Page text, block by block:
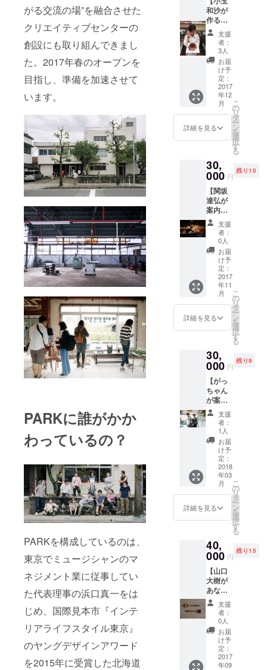
がる交流の場”を融合させた
クリエイティブセンターの
創設にも取り組んできまし
た。2017年春のオープンを
目指し、準備を加速させて
います。
PARKに誰がかか
わっているの？
PARKを構成しているのは、
東京でミュージシャンのマ
ネジメント業に従事してい
た代表理事の浜口真一をは
じめ、国際見本市『インテ
リアライフスタイル東京』
のヤングデザインアワード
を2015年に受賞した北海道
独創的
な料理
と、香
りに個
性のあ
るドリ
ンクメ
ニュー
、さり
げない
心遣い
と軽妙
モアセ
ンス
ラッ
ト”な居
心地の
よい空
間を提
供す
る、福
井フー
ドカル
チャー
の立役
者のひ
とり。
PARK
料理
人 小
玉 和
沙（こ
たまか
福井県
福井市
出身。
昭和６
２年生
まれ。
仁愛女
子短期
大学幼
児教育
学科卒
業後４
年間保
育士と
して働
く、そ
の後心
機一転
天谷調
門学校
へ入
学、卒
業後福
井市内
のイタ
リア料
理屋に
勤務。
パーク
キッチ
ン担当
として
移住し
まで
１ヶ月
程度い
ただき
ます
箱”はメ
ニュー
によっ
て自在
に並べ
替えら
れる仕
切りが
特徴で
す。 ”収
まりの
良いお
弁当
お箸や
フォー
クなど
を中に
収める
事がで
きま
す。
森 敏
朗（も
り と
しろ
う） 奈
良県生
まれ。
2007年
より多
ザイン
を学
ぶ。在
学中は
風鈴工
房、素
材メー
カー、
靴メー
カーな
ど、複
数の企
業との
産学協
同プロ
トに参
加。卒
MITSU
BISHI
CHEMI
CAL
JUNIO
R
DESIG
NER
AWARD
2011に
て大賞
を受
賞。卒
和沙が
作るペ
アディ
ナー】
PARK
改修後
キッチ
ン担当
となる
保育士
とイタ
リア料
理店勤
務を経
験した
師、小
玉和紗
（こた
まかず
さ）が
作る創
作料理
のディ
ナーを
お楽し
みくだ
さい。
※漆林堂
お椀
セット
のお土
産付き
ま か
ずさ）
福井県
福井市
出身。
昭和６
２年生
まれ。
仁愛女
子短期
大学幼
児教育
学科卒
業後４
年間保
育士と
して働
天谷調
理師専
門学校
へ入
学、卒
業後福
井市内
のイタ
リア料
理屋に
勤務。
パーク
キッチ
支援
者：
3人
お届
け予
定：
2017
年12
月
詳細を見る
こ
の
リ
タ
ー
ン
を
選
択
す
る
30,
000 円
残り10
【関坂
達弘が
案内す
る河和
田工房
見学】
PARK
副理事
の”たつ
くん”こ
と関坂
達弘と
メン
バーが
案内す
る眼鏡
などの
工房見
学に参
加でき
ます。
※昼食、
お茶付
き ※
２名以
上は別
途実
費、ご
相談く
ださ
い。
※平日ま
たは指
ます。
支援
者：
0人
お届
け予
定：
2017
年11
月
詳細を見る
こ
の
リ
タ
ー
ン
を
選
択
す
る
30,
000 円
残り9
【がっ
ちゃん
が案内
する
ディー
プ河和
田ツ
アー】
PARK
副理事
の”がっ
ちゃ
ん”こと
楳原秀
典が案
内する
プな河
和田を
案内す
るツ
アーで
す。 ※
若者と
おばあ
ちゃん
が同居
する
家、世
界中か
らバッ
支援
者：
1人
お届
け予
定：
2018
年03
月
詳細を見る
こ
の
リ
タ
ー
ン
を
選
択
す
る
40,
000 円
残り15
【山口
大樹が
あなた
だけの
ペア匙
作りま
す。】
カレー
用、
スープ
用、子
支援
者：
0人
お届
け予
定：
2017
年09